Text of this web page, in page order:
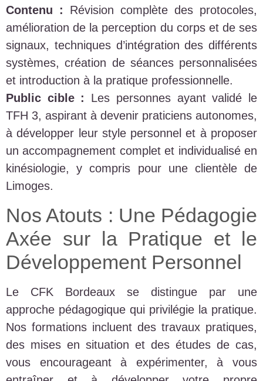
Contenu : Révision complète des protocoles,
amélioration de la perception du corps et de ses
signaux, techniques d’intégration des différents
systèmes, création de séances personnalisées
et introduction à la pratique professionnelle.
Public cible :
Les personnes ayant validé le
TFH 3, aspirant à devenir praticiens autonomes,
à développer leur style personnel et à proposer
un accompagnement complet et individualisé en
kinésiologie, y compris pour une clientèle de
Limoges.
Nos Atouts : Une Pédagogie
Axée sur la Pratique et le
Développement Personnel
Le CFK Bordeaux se distingue par une
approche pédagogique qui privilégie la pratique.
Nos formations incluent des travaux pratiques,
des mises en situation et des études de cas,
vous encourageant à expérimenter, à vous